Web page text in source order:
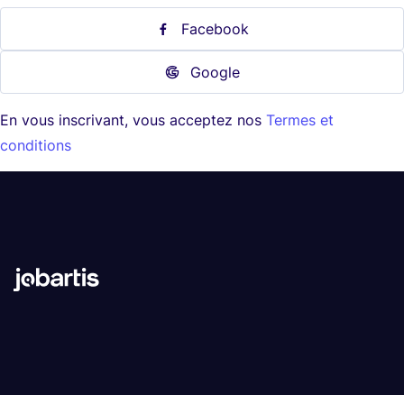
Facebook
Google
En vous inscrivant, vous acceptez nos Termes et
conditions